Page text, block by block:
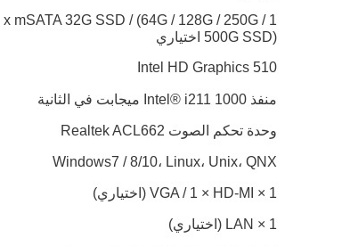
1 x mSATA 32G SSD / (64G / 128G / 250G /
500G SSD) اختياري
Intel HD Graphics 510
منفذ Intel® i211 1000 ميجابت في الثانية
وحدة تحكم الصوت Realtek ACL662
Windows7 / 8/10، Linux، Unix، QNX
1 × VGA / 1 × HD-MI (اختياري)
1 × LAN (اختياري)